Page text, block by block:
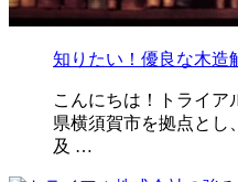
知りたい！優良な木造
こんにちは！トライア
県横須賀市を拠点とし
及 …